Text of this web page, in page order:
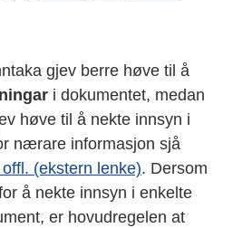
gjev berre høve til å
i dokumentet, medan
høve til å nekte innsyn i
nærare informasjon sjå
(ekstern lenke). Dersom
å nekte innsyn i enkelte
er hovudregelen at